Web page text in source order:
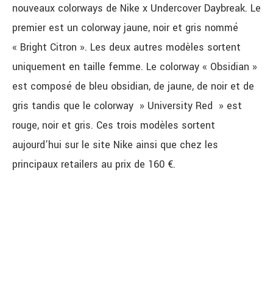
nouveaux colorways de Nike x Undercover Daybreak. Le
premier est un colorway jaune, noir et gris nommé
« Bright Citron ». Les deux autres modèles sortent
uniquement en taille femme. Le colorway « Obsidian »
est composé de bleu obsidian, de jaune, de noir et de
gris tandis que le colorway » University Red » est
rouge, noir et gris. Ces trois modèles sortent
aujourd’hui sur le site Nike ainsi que chez les
principaux retailers au prix de 160 €.